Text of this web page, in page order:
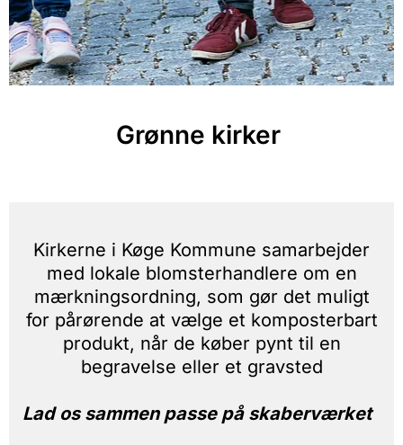
Grønne kirker
Kirkerne i Køge Kommune samarbejder
med lokale blomsterhandlere om en
mærkningsordning, som gør det muligt
for pårørende at vælge et komposterbart
produkt, når de køber pynt til en
begravelse eller et gravsted
Lad os sammen passe på skaberværket